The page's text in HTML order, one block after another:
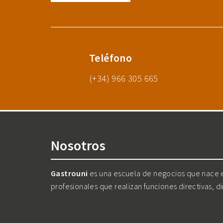
Teléfono
(+34) 966 305 665
Nosotros
Gastrouni es una escuela de negocios que
profesionales que realizan funciones directivas,